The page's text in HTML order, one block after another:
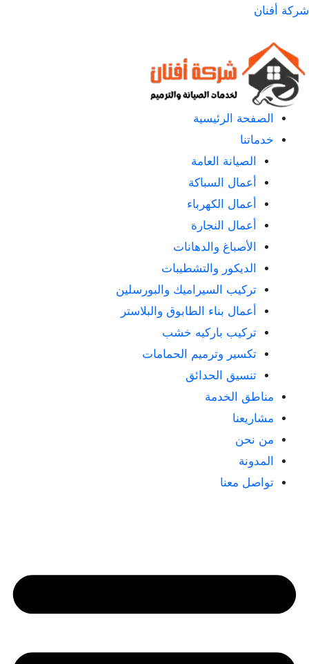
التجاوز
المحتوى
شركة أفنان
الصفحة الرئيسية
خدماتنا
الصيانة العامة
أعمال السباكة
أعمال الكهرباء
أعمال النجارة
الأصباغ والدهانات
الديكور والتشطيبات
تركيب السيراميك والبورسلين
أعمال بناء الطابوق والبلاستر
تركيب باركيه خشب
تكسير وترميم الحمامات
تنسيق الحدائق
مناطق الخدمة
مشاريعنا
من نحن
المدونة
تواصل معنا